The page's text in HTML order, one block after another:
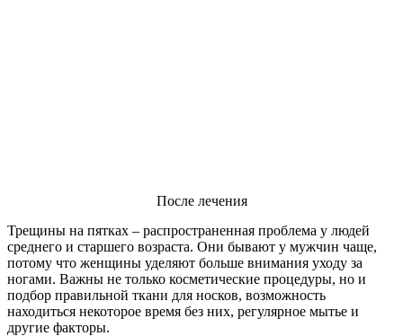
После лечения
Трещины на пятках – распространенная проблема у людей
среднего и старшего возраста. Они бывают у мужчин чаще,
потому что женщины уделяют больше внимания уходу за
ногами. Важны не только косметические процедуры, но и
подбор правильной ткани для носков, возможность
находиться некоторое время без них, регулярное мытье и
другие факторы.